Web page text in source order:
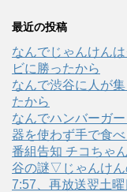
最近の投稿
なんでじゃんけん
ビに勝ったから
なんで渋谷に人が
たから
なんでハンバーガ
器を使わず手で食
番組告知 チコちゃ
谷の謎▽じゃんけん
7:57、再放送翌土